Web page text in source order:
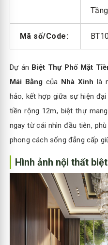
Mã số/Code:
Dự án Biệt Thự Phố Mặt
Mái Bằng của Nhà Xinh là
hảo, kết hợp giữa sự hiện
tiền rộng 12m, biệt thự
ngay từ cái nhìn đầu tiên,
phong cách sống đẳng cấp
Hình ảnh nội thất